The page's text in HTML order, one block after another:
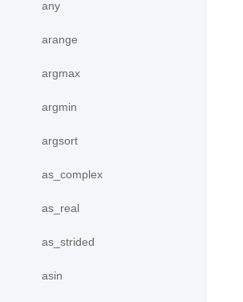
any
arange
argmax
argmin
argsort
as_complex
as_real
as_strided
asin